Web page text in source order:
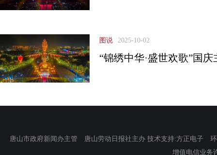
图说 2025-10-02
“锦绣中华·盛世欢歌”国
唐山市政府新闻办主管 唐山劳动日报社主办 技术支持:方正电子
增值电信业务